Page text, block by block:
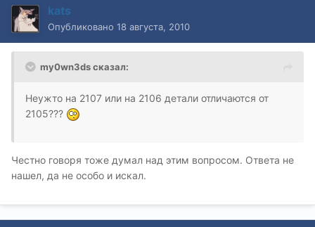
kats
Опубликовано 18 августа, 2010
my0wn3ds сказал:
Неужто на 2107 или на 2106 детали отличаются от
2105???
Честно говоря тоже думал над этим вопросом. Ответа не
нашел, да не особо и искал.